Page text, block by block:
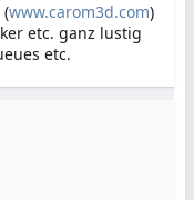
(www.carom3d.com)
etc. ganz lustig
etc.